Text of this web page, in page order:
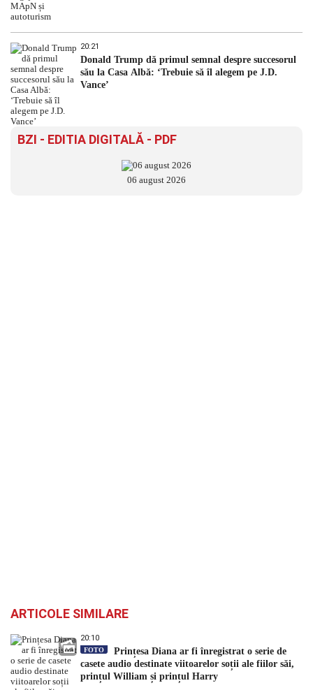
20:21
Donald Trump dă primul semnal despre succesorul
său la Casa Albă: ‘Trebuie să îl alegem pe J.D.
Vance’
BZI - EDITIA DIGITALĂ - PDF
06 august 2026
ARTICOLE SIMILARE
20:10
FOTO
Prințesa Diana ar fi înregistrat o serie de
casete audio destinate viitoarelor soții ale fiilor săi,
prințul William și prințul Harry